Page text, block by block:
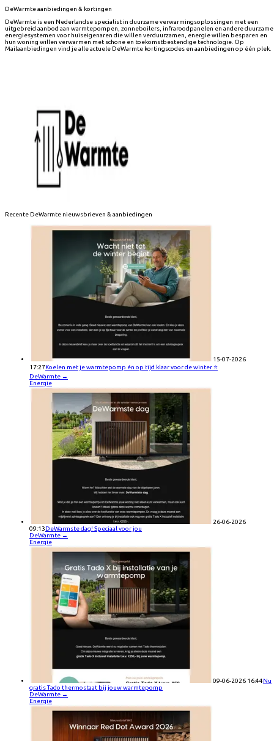
DeWarmte aanbiedingen & kortingen
DeWarmte is een Nederlandse specialist in duurzame verwarmingsoplossingen met een
uitgebreid aanbod aan warmtepompen, zonneboilers, infraroodpanelen en andere duurzame
energiesystemen voor huiseigenaren die willen verduurzamen, energie willen besparen en
hun woning willen verwarmen met schone en toekomstbestendige technologie. Op
Mailaanbiedingen vind je alle actuele DeWarmte kortingscodes en aanbiedingen op één plek.
Recente DeWarmte nieuwsbrieven & aanbiedingen
15-07-2026
17:27Koelen met je warmtepomp én op tijd klaar voor de winter ⭐
DeWarmte →
Energie
26-06-2026
09:13DeWarmste dag! Speciaal voor jou
DeWarmte →
Energie
09-06-2026 16:44Nu
gratis Tado thermostaat bij jouw warmtepomp
DeWarmte →
Energie